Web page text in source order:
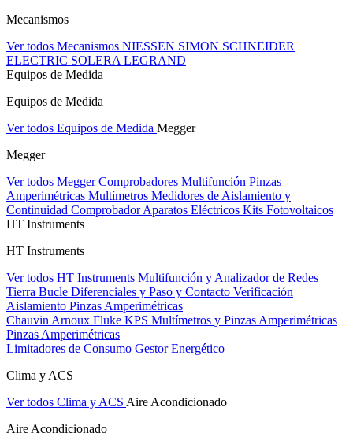
Mecanismos
Ver todos Mecanismos NIESSEN SIMON SCHNEIDER
ELECTRIC SOLERA LEGRAND
Equipos de Medida
Equipos de Medida
Ver todos Equipos de Medida Megger
Megger
Ver todos MeggerComprobadores Multifunción Pinzas
Amperimétricas Multímetros Medidores de Aislamiento y
Continuidad Comprobador Aparatos Eléctricos Kits Fotovoltaicos
HT Instruments
HT Instruments
Ver todos HT Instruments Multifunción y Analizador de Redes
Tierra Bucle Diferenciales y Paso y Contacto Verificación
Aislamiento Pinzas Amperimétricas
Chauvin Arnoux Fluke KPS Multímetros y Pinzas Amperimétricas
Pinzas Amperimétricas
Limitadores de Consumo Gestor Energético
Clima y ACS
Ver todos Clima y ACS Aire Acondicionado
Aire Acondicionado